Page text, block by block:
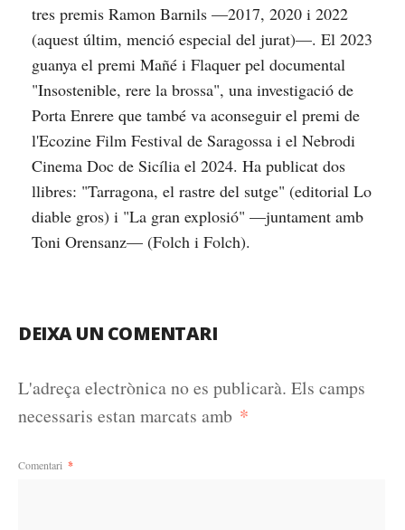
tres premis Ramon Barnils —2017, 2020 i 2022
(aquest últim, menció especial del jurat)—. El 2023
guanya el premi Mañé i Flaquer pel documental
"Insostenible, rere la brossa", una investigació de
Porta Enrere que també va aconseguir el premi de
l'Ecozine Film Festival de Saragossa i el Nebrodi
Cinema Doc de Sicília el 2024. Ha publicat dos
llibres: "Tarragona, el rastre del sutge" (editorial Lo
diable gros) i "La gran explosió" —juntament amb
Toni Orensanz— (Folch i Folch).
DEIXA UN COMENTARI
L'adreça electrònica no es publicarà. Els camps
necessaris estan marcats amb *
Comentari *